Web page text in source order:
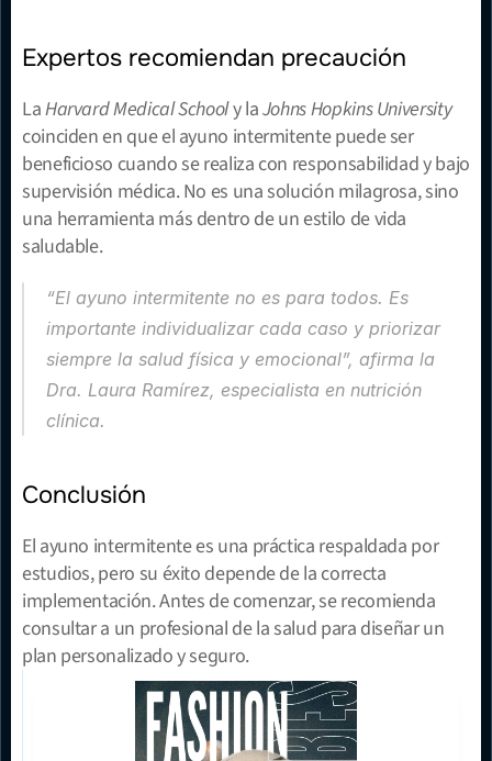
Expertos recomiendan precaución
La Harvard Medical School y la Johns Hopkins University
coinciden en que el ayuno intermitente puede ser
beneficioso cuando se realiza con responsabilidad y bajo
supervisión médica. No es una solución milagrosa, sino
una herramienta más dentro de un estilo de vida
saludable.
“El ayuno intermitente no es para todos. Es
importante individualizar cada caso y priorizar
siempre la salud física y emocional”, afirma la
Dra. Laura Ramírez, especialista en nutrición
clínica.
Conclusión
El ayuno intermitente es una práctica respaldada por
estudios, pero su éxito depende de la correcta
implementación. Antes de comenzar, se recomienda
consultar a un profesional de la salud para diseñar un
plan personalizado y seguro.